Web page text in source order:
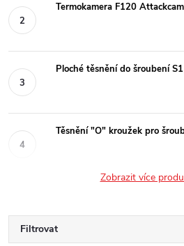
Termokamera F120 Attackcam
Ploché těsnění do šroubení
Těsnění "O" kroužek pro
Zobrazit více
Filtrovat